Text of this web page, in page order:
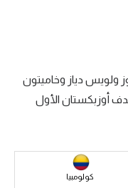
ولويس دياز وخاميتون
أوزبكستان الأول
كولومبيا